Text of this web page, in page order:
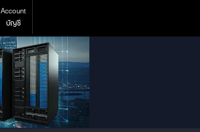
Account
บัญชี